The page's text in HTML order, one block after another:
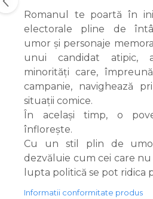
Romanul te poartă în
electorale pline de
umor și personaje
unui candidat atipic,
minorități care,
campanie, navighează
situații comice.
În același timp, o
înflorește.
Cu un stil plin de
dezvăluie cum cei care
lupta politică se pot ridica
Informatii conformitate produs